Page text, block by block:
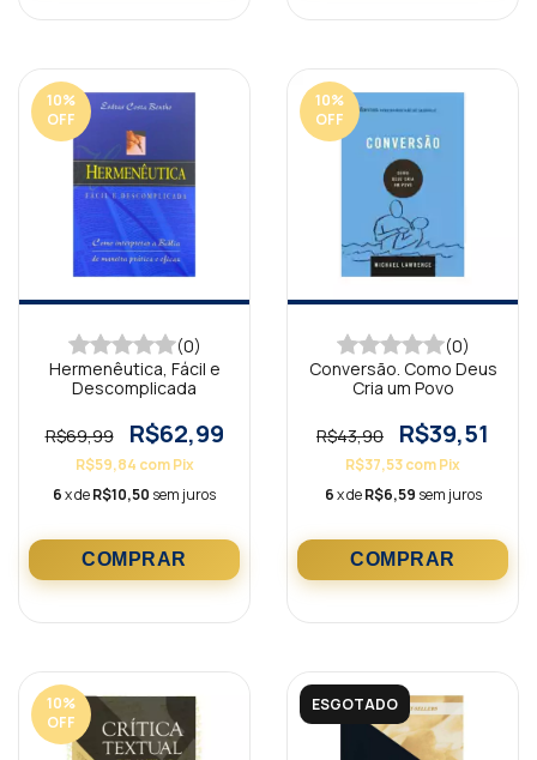
10%
OFF
(0)
Hermenêutica, Fácil e
Descomplicada
R$69,99 R$62,99
R$59,84 com Pix
6x deR$10,50 sem juros
10%
OFF
(0)
Conversão. Como Deus
Cria um Povo
R$43,90 R$39,51
R$37,53comPix
6x deR$6,59 sem juros
10%
OFF
ESGOTADO